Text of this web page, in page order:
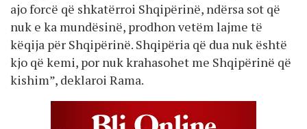
ajo forcë që shkatërroi Shqipërinë, ndërsa sot që
nuk e ka mundësinë, prodhon vetëm lajme të
këqija për Shqipërinë. Shqipëria që dua nuk është
kjo që kemi, por nuk krahasohet me Shqipërinë që
kishim”, deklaroi Rama.